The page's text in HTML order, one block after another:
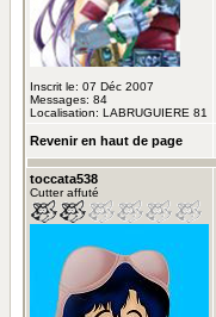
Inscrit le: 07 Déc 2007
Messages: 84
Localisation: LABRUGUIERE 81
Revenir en haut de page
toccata538
Cutter affuté